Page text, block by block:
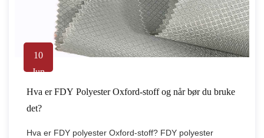
10
Jun
Hva er FDY Polyester Oxford-stoff og når bør du bruke
det?
Hva er FDY polyester Oxford-stoff? FDY polyester